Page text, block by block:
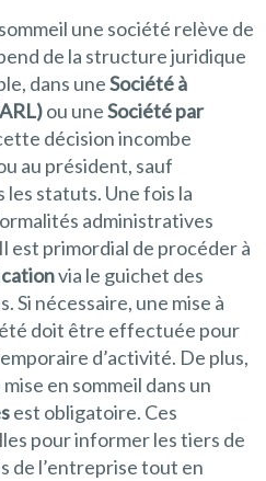
une société relève de
de la structure juridique
dans uneSociété à
ou uneSociété par
décision incombe
au président, sauf
statuts. Une fois la
administratives
est primordial de procéder à
via le guichet des
Si nécessaire, une mise à
doit être effectuée pour
d’activité. De plus,
en sommeil dans un
est obligatoire. Ces
pour informer les tiers de
de l’entreprise tout en